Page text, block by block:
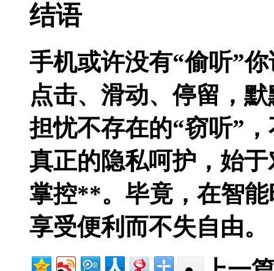
结语
手机或许没有“偷听”
点击、滑动、停留，
担忧不存在的“窃听”
真正的隐私呵护，始
掌控**。毕竟，在智
享受便利而不失自由。